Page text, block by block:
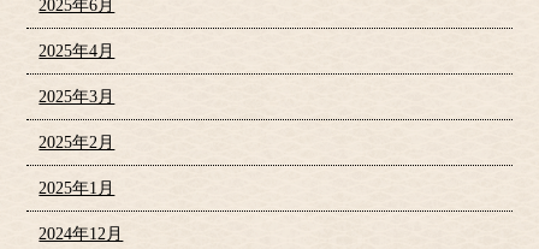
2025年6月
2025年4月
2025年3月
2025年2月
2025年1月
2024年12月